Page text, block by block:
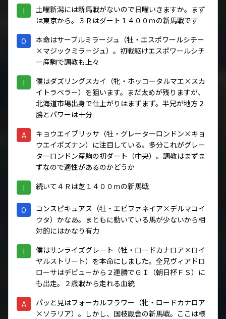
I
土曜新潟には新馬戦がないので日曜いきますか。まず
は東京から。３Ｒはダート１４００ｍの新馬戦です
O
本命はサーブルミラージュ（牡・エスポワールシチー
×マジックミラージュ）。初戦駆けエスポワールシチ
ー産駒で調教も上々
I
僕はダズリングスカイ（牝・ホッコータルマエ×スカ
イトラベラー）を狙います。まだ太めが残りますが、
北海道市場出身で仕上がりはまずまず。半兄が地方２
勝とパワーは十分
A
キョウエイブリッサ（牡・グレーターロンドン×キョ
ウエイポズナン）に注目している。多分これがグレー
ターロンドン産駒の初ダート（中央）。調教はまずま
ずなので適性があるのかどうか
I 続いて４Ｒは芝１４００ｍの新馬戦
O
コンスピキュアス（牡・エピファネイア×デルマコイ
ウタ）かなあ。まともに動いている馬が少ないから相
対的にはかなり有力
I
僕はサンライズグレート（牡・ロードカナロア×ロイ
ヤルストリート）を本命にしました。全兄ヴィアドロ
ローサはデビューから２連勝でＧＩ（朝日杯ＦＳ）に
も出走。２歳戦から走れる血統
A
パッと見はフォーカルフラワー（牝・ロードカナロア
×ソラリア）。しかし、国枝厩舎の新馬戦。ここは様